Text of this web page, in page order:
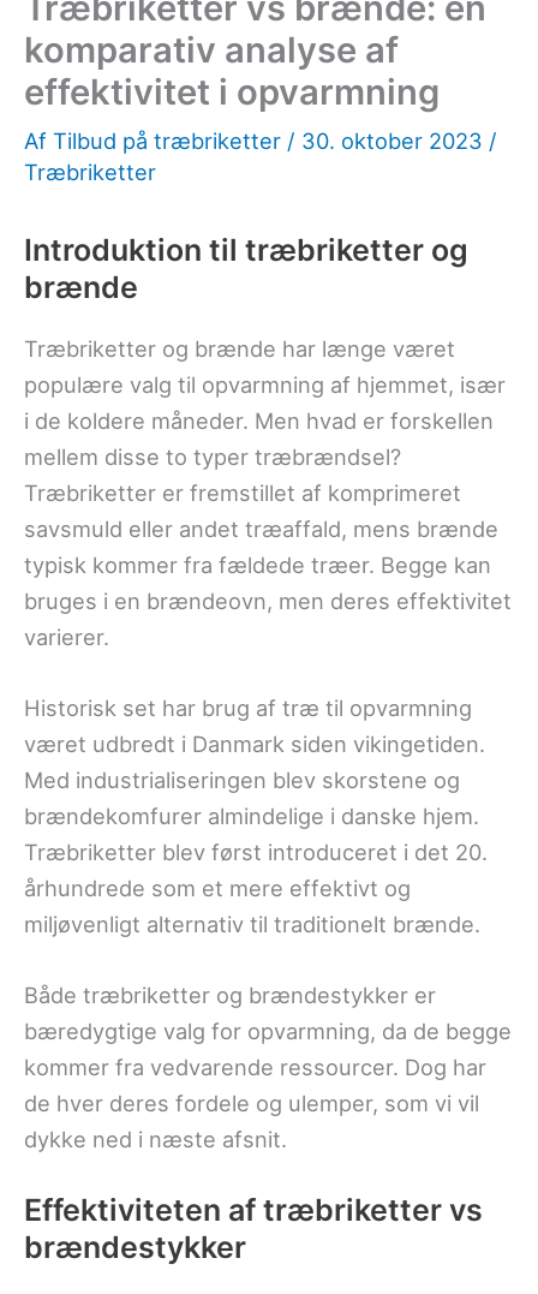
komparativ analyse af
effektivitet i opvarmning
Af Tilbud på træbriketter / 30. oktober 2023 /
Træbriketter
Introduktion til træbriketter og
brænde
Træbriketter og brænde har længe været
populære valg til opvarmning af hjemmet, især
i de koldere måneder. Men hvad er forskellen
mellem disse to typer træbrændsel?
Træbriketter er fremstillet af komprimeret
savsmuld eller andet træaffald, mens brænde
typisk kommer fra fældede træer. Begge kan
bruges i en brændeovn, men deres effektivitet
varierer.
Historisk set har brug af træ til opvarmning
været udbredt i Danmark siden vikingetiden.
Med industrialiseringen blev skorstene og
brændekomfurer almindelige i danske hjem.
Træbriketter blev først introduceret i det 20.
århundrede som et mere effektivt og
miljøvenligt alternativ til traditionelt brænde.
Både træbriketter og brændestykker er
bæredygtige valg for opvarmning, da de begge
kommer fra vedvarende ressourcer. Dog har
de hver deres fordele og ulemper, som vi vil
dykke ned i næste afsnit.
Effektiviteten af træbriketter vs
brændestykker